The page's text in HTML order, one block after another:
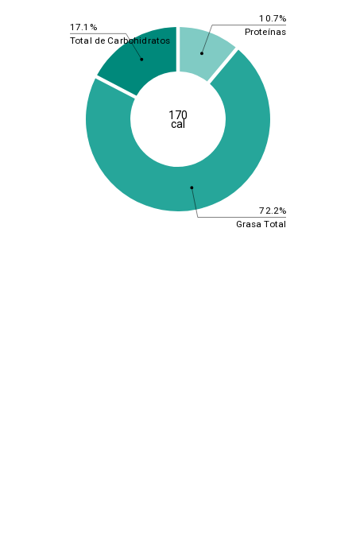
10.7%
72.2%
17.1% Proteínas
Grasa Total
Total de Carbohidratos
170
cal